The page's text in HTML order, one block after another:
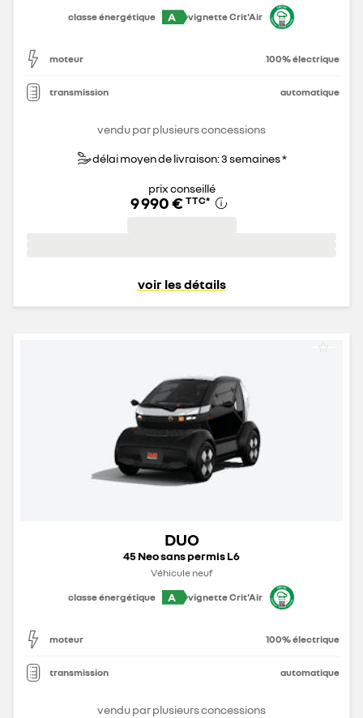
classe énergétique
A vignette Crit'Air
moteur 100% électrique
transmission automatique
vendu par plusieurs concessions
délai moyen de livraison: 3 semaines *
prix conseillé
9 990 € TTC*
voir les détails
DUO
45 Neo sans permis L6
Véhicule neuf
classe énergétique
A vignette Crit'Air
moteur 100% électrique
transmission automatique
vendu par plusieurs concessions